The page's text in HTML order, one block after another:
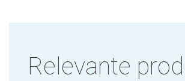
Relevante